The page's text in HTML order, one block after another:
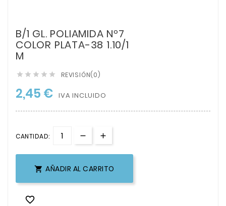
B/1 GL. POLIAMIDA Nº7
COLOR PLATA-38 1.10/1
M
     REVISIÓN(0)
2,45 € IVA INCLUIDO
CANTIDAD:
 AÑADIR AL CARRITO
